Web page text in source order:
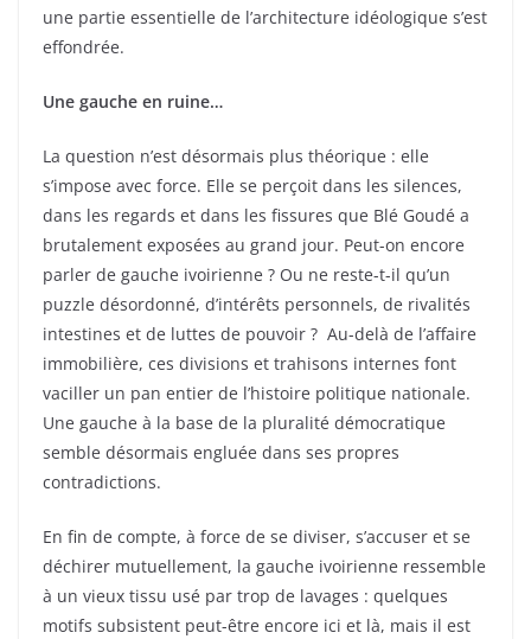
une partie essentielle de l’architecture idéologique s’est
effondrée.
Une gauche en ruine…
La question n’est désormais plus théorique : elle
s’impose avec force. Elle se perçoit dans les silences,
dans les regards et dans les fissures que Blé Goudé a
brutalement exposées au grand jour. Peut-on encore
parler de gauche ivoirienne ? Ou ne reste-t-il qu’un
puzzle désordonné, d’intérêts personnels, de rivalités
intestines et de luttes de pouvoir ? Au-delà de l’affaire
immobilière, ces divisions et trahisons internes font
vaciller un pan entier de l’histoire politique nationale.
Une gauche à la base de la pluralité démocratique
semble désormais engluée dans ses propres
contradictions.
En fin de compte, à force de se diviser, s’accuser et se
déchirer mutuellement, la gauche ivoirienne ressemble
à un vieux tissu usé par trop de lavages : quelques
motifs subsistent peut-être encore ici et là, mais il est